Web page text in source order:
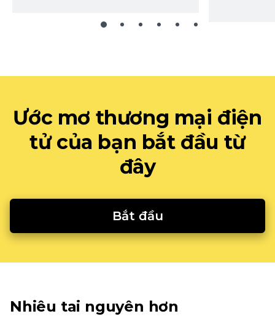
Ước mơ thương mại điện
tử của bạn bắt đầu từ
đây
Bắt đầu
Nhiêu tai nguyên hơn